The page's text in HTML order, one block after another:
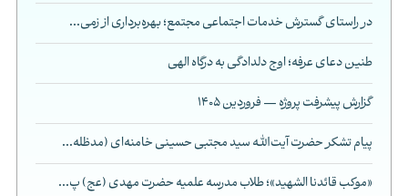
در راستای گسترش خدمات اجتماعی مجتمع؛ بهره‌برداری از زمی...
طنین دعای عرفه؛ اوج دلدادگی به درگاه الهی
گزارش پیشرفت پروژه — فروردین 1405
پیام تشکر حضرت آیت‌الله سید مجتبی حسینی خامنه‌ای (مدظله...
«موکب قائدنا الشهید»؛ طلاب مدرسه علمیه حضرت مهدی (عج) پ...